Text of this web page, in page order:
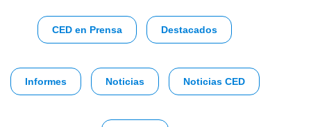
CED en Prensa Destacados
Informes Noticias Noticias CED